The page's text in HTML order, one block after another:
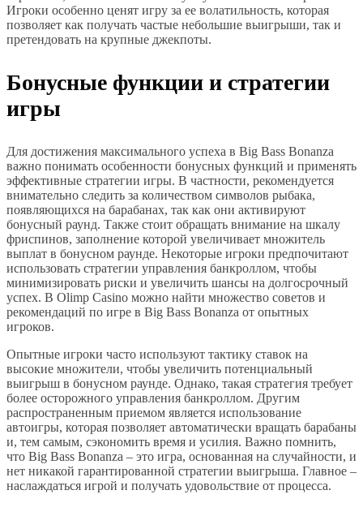
Игроки особенно ценят игру за ее волатильность, которая
позволяет как получать частые небольшие выигрыши, так и
претендовать на крупные джекпоты.
Бонусные функции и стратегии
игры
Для достижения максимального успеха в Big Bass Bonanza
важно понимать особенности бонусных функций и применять
эффективные стратегии игры. В частности, рекомендуется
внимательно следить за количеством символов рыбака,
появляющихся на барабанах, так как они активируют
бонусный раунд. Также стоит обращать внимание на шкалу
фриспинов, заполнение которой увеличивает множитель
выплат в бонусном раунде. Некоторые игроки предпочитают
использовать стратегии управления банкроллом, чтобы
минимизировать риски и увеличить шансы на долгосрочный
успех. В Olimp Casino можно найти множество советов и
рекомендаций по игре в Big Bass Bonanza от опытных
игроков.
Опытные игроки часто используют тактику ставок на
высокие множители, чтобы увеличить потенциальный
выигрыш в бонусном раунде. Однако, такая стратегия требует
более осторожного управления банкроллом. Другим
распространенным приемом является использование
автоигры, которая позволяет автоматически вращать барабаны
и, тем самым, сэкономить время и усилия. Важно помнить,
что Big Bass Bonanza – это игра, основанная на случайности, и
нет никакой гарантированной стратегии выигрыша. Главное –
наслаждаться игрой и получать удовольствие от процесса.